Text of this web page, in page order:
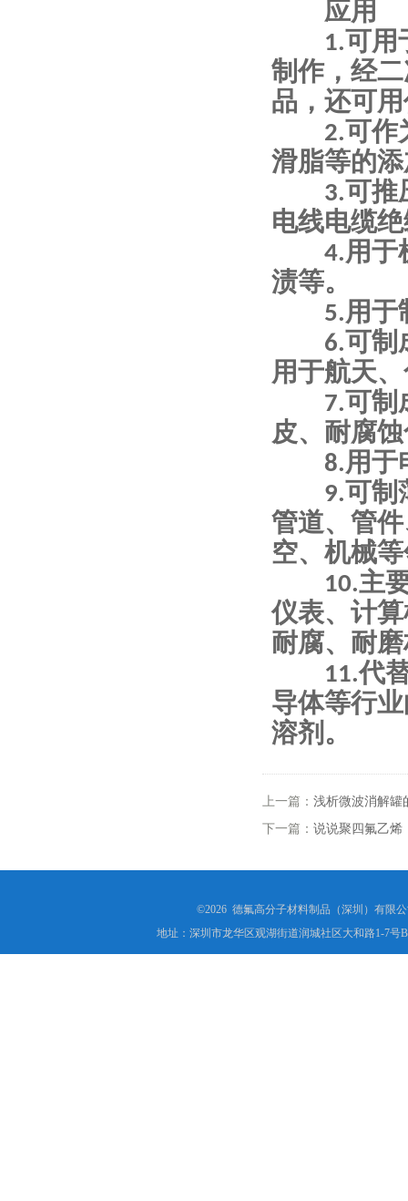
应用
1.可用于
制作，经
品，还可
2.可作为
滑脂等的
3.可推压
电线电缆
4.用于机
渍等。
5.用于
6.可制成
用于航天
7.可制成
皮、耐腐
8.用于电
9.可制薄
管道、管
空、机械
10.主要
仪表、计
耐腐、耐
11.代替
导体等行
溶剂。
上一篇： 浅析微波消解罐
下一篇： 说说聚四氟乙烯
©2026 德氟高分子材料制品（深圳）有限
地址：深圳市龙华区观湖街道润城社区大和路1-7号